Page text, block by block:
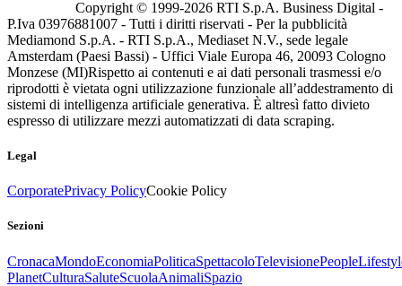
Copyright © 1999-2026 RTI S.p.A. Business Digital -
P.Iva 03976881007 - Tutti i diritti riservati - Per la pubblicità
Mediamond S.p.A. - RTI S.p.A., Mediaset N.V., sede legale
Amsterdam (Paesi Bassi) - Uffici Viale Europa 46, 20093 Cologno
Monzese (MI)Rispetto ai contenuti e ai dati personali trasmessi e/o
riprodotti è vietata ogni utilizzazione funzionale all’addestramento di
sistemi di intelligenza artificiale generativa. È altresì fatto divieto
espresso di utilizzare mezzi automatizzati di data scraping.
Legal
CorporatePrivacy PolicyCookie Policy
Sezioni
CronacaMondoEconomiaPoliticaSpettacoloTelevisionePeople
PlanetCulturaSaluteScuolaAnimaliSpazio